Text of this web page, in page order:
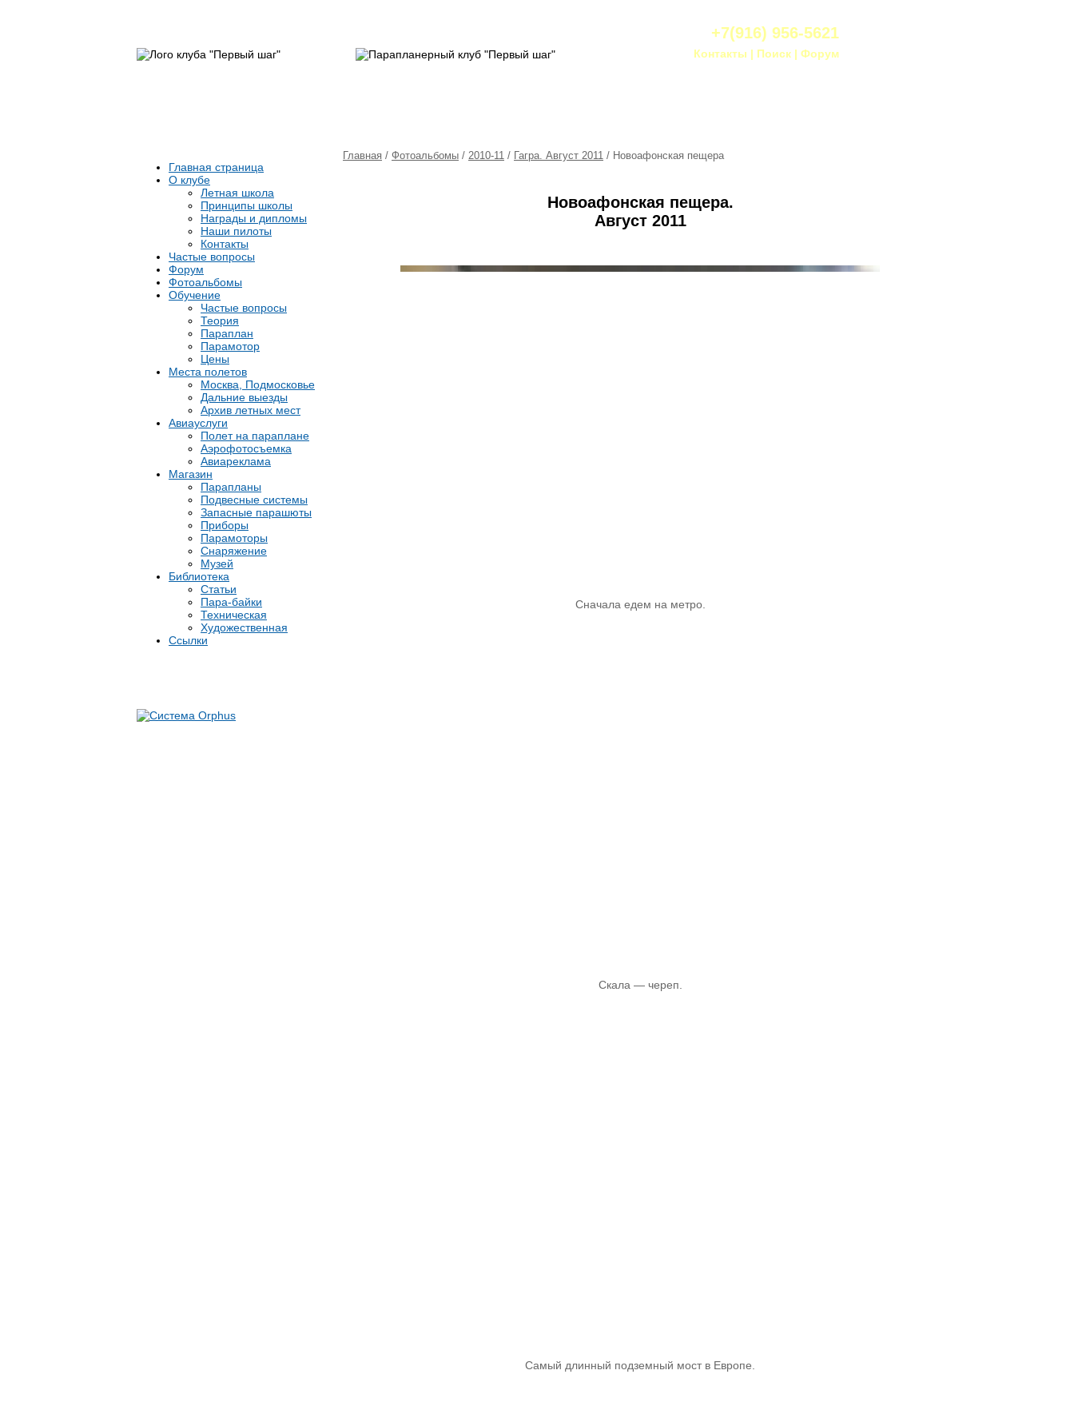
+7(916) 956-5621
Контакты | Поиск | Форум
Главная страница
О клубе
Летная школа
Принципы школы
Награды и дипломы
Наши пилоты
Контакты
Частые вопросы
Форум
Фотоальбомы
Обучение
Частые вопросы
Теория
Параплан
Парамотор
Цены
Места полетов
Москва, Подмосковье
Дальние выезды
Архив летных мест
Авиауслуги
Полет на параплане
Аэрофотосъемка
Авиареклама
Магазин
Парапланы
Подвесные системы
Запасные парашюты
Приборы
Парамоторы
Снаряжение
Музей
Библиотека
Статьи
Пара-байки
Техническая
Художественная
Ссылки
Главная / Фотоальбомы / 2010-11 / Гагра. Август 2011 / Новоафонская пещера
Новоафонская пещера.
Август 2011
Сначала едем на метро.
Скала — череп.
Самый длинный подземный мост в Европе.